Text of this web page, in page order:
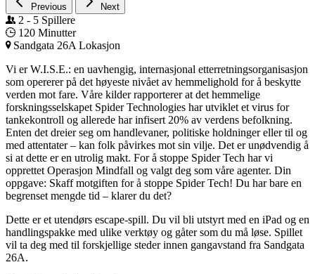
Previous Next
2 - 5 Spillere
120 Minutter
Sandgata 26A Lokasjon
Vi er W.I.S.E.: en uavhengig, internasjonal etterretningsorganisasjon
som opererer på det høyeste nivået av hemmelighold for å beskytte
verden mot fare. Våre kilder rapporterer at det hemmelige
forskningsselskapet Spider Technologies har utviklet et virus for
tankekontroll og allerede har infisert 20% av verdens befolkning.
Enten det dreier seg om handlevaner, politiske holdninger eller til og
med attentater – kan folk påvirkes mot sin vilje. Det er unødvendig å
si at dette er en utrolig makt. For å stoppe Spider Tech har vi
opprettet Operasjon Mindfall og valgt deg som våre agenter. Din
oppgave: Skaff motgiften for å stoppe Spider Tech! Du har bare en
begrenset mengde tid – klarer du det?
Dette er et utendørs escape-spill. Du vil bli utstyrt med en iPad og en
handlingspakke med ulike verktøy og gåter som du må løse. Spillet
vil ta deg med til forskjellige steder innen gangavstand fra Sandgata
26A.